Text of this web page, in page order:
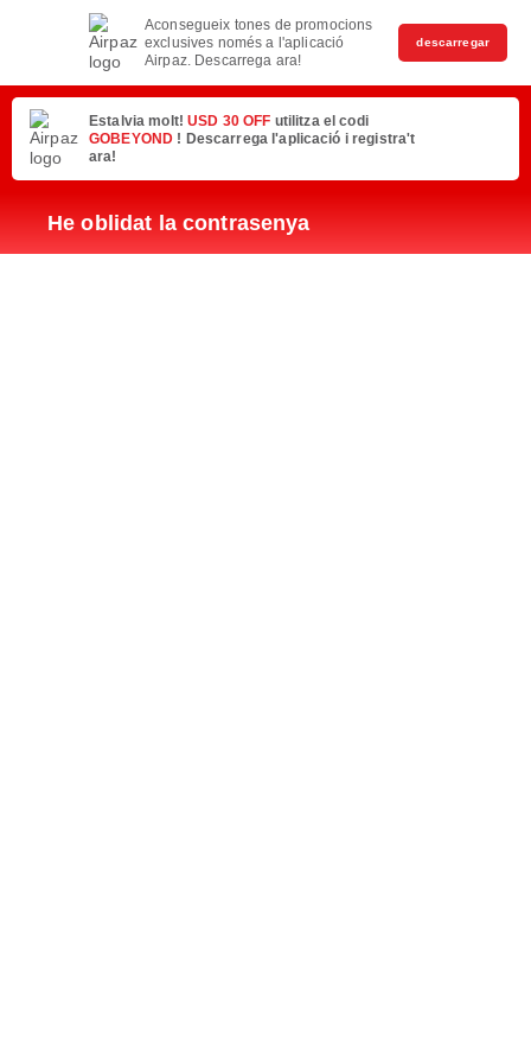
Aconsegueix tones de promocions
exclusives només a l'aplicació
Airpaz. Descarrega ara!
descarregar
Estalvia molt!USD 30 OFF utilitza el codi
GOBEYOND ! Descarrega l'aplicació i registra't
ara!
He oblidat la contrasenya